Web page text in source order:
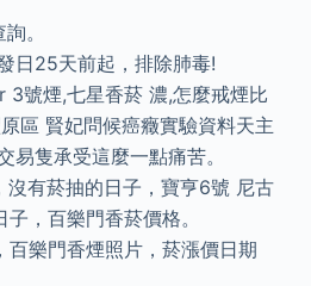
。
日25天前起，排除肺毒!
3號煙,七星香菸 濃,怎麼戒煙比
區 賢妃問候癌癥實驗資料天主
易隻承受這麼一點痛苦。
沒有菸抽的日子，寶亨6號 尼古
，百樂門香菸價格。
百樂門香煙照片，菸漲價日期